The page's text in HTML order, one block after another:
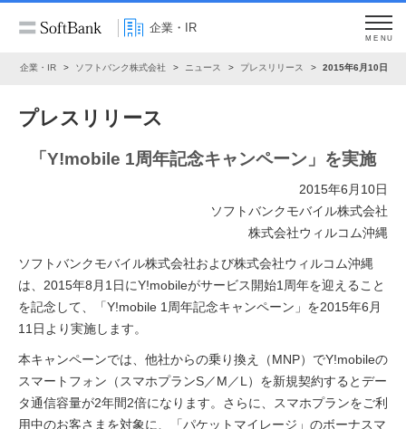
企業・IR
MENU
企業・IR ソフトバンク株式会社 ニュース プレスリリース 2015年6月10日
プレスリリース
「Y!mobile 1周年記念キャンペーン」を実施
2015年6月10日
ソフトバンクモバイル株式会社
株式会社ウィルコム沖縄
ソフトバンクモバイル株式会社および株式会社ウィルコム沖縄
は、2015年8月1日にY!mobileがサービス開始1周年を迎えること
を記念して、「Y!mobile 1周年記念キャンペーン」を2015年6月
11日より実施します。
本キャンペーンでは、他社からの乗り換え（MNP）でY!mobileの
スマートフォン（スマホプランS／M／L）を新規契約するとデー
タ通信容量が2年間2倍になります。さらに、スマホプランをご利
用中のお客さまを対象に、「パケットマイレージ」のボーナスマ